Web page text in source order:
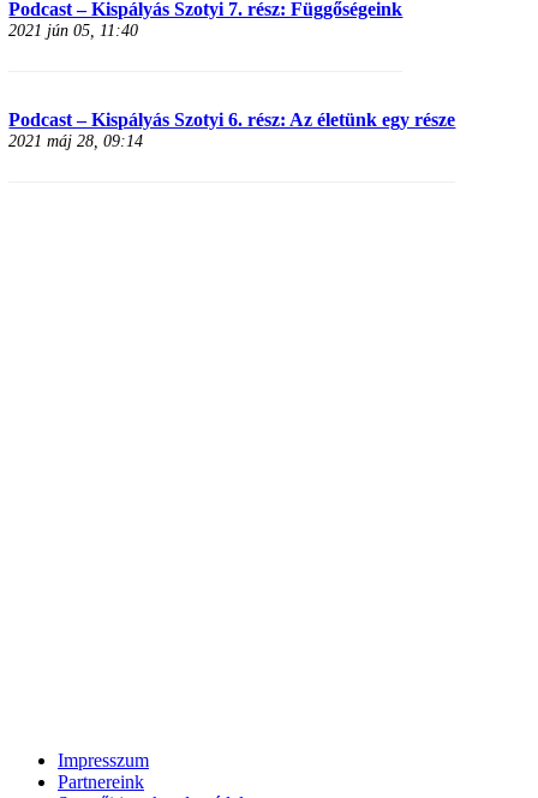
Podcast – Kispályás Szotyi 7. rész: Függőségeink
2021 jún 05, 11:40
Podcast – Kispályás Szotyi 6. rész: Az életünk egy része
2021 máj 28, 09:14
Impresszum
Partnereink